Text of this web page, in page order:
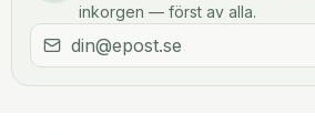
inkorgen — först av alla.